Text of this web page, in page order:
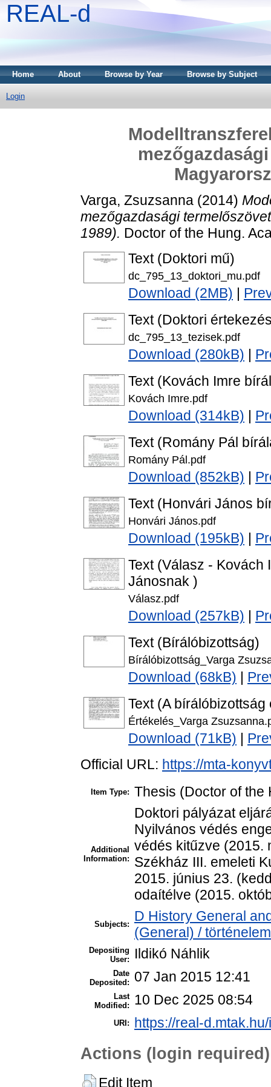
REAL-d
Home About Browse by Year Browse by Subject
Login
Varga, Zsuzsanna (2014)
mezőgazdasági
1989). Doctor of the Hung.
Text (Doktori mű)
dc_795_13_doktori_mu.pdf
Download (2MB)
Text (Doktori
dc_795_13_tezisek.pdf
Download (280kB)
Text (Kovách Imre
Kovách Imre.pdf
Download (314kB)
Text (Romány Pál
Romány Pál.pdf
Download (852kB)
Text (Honvári János
Honvári János.pdf
Download (195kB)
Text (Válasz - Kovách
Jánosnak )
Válasz.pdf
Download (257kB)
Text (Bírálóbizottság)
Bírálóbizottság_Varga
Download (68kB)
Text (A
Értékelés_Varga
Download (71kB)
Official URL: https://mta-
Item Type: Thesis (Doctor of the
Additional
Information:
Doktori pályázat
Nyilvános védés
védés kitűzve (2015.
Székház III. emeleti
2015. június 23.
odaítélve (2015.
Subjects:
D History General
(General) /
Depositing
User:
Ildikó Náhlik
Date
Deposited:
07 Jan 2015 12:41
Last
Modified:
10 Dec 2025 08:54
URI: https://real-
Actions (login required)
Edit Item